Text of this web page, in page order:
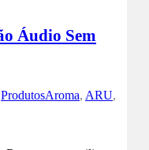
Áudio Sem
ProdutosAroma, ARU,